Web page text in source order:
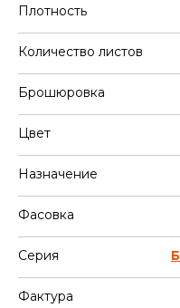
Плотность
Количество листов
Брошюровка
Цвет
Назначение
Фасовка
Серия
Фактура